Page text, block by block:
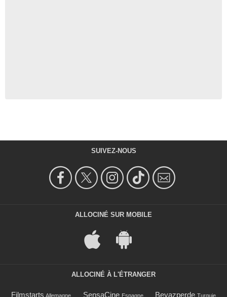
SUIVEZ-NOUS
ALLOCINÉ SUR MOBILE
ALLOCINÉ À L'ÉTRANGER
Filmstarts Allemagne SensaCine Espagne Beyazperde Turquie